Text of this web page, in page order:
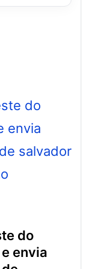
envia